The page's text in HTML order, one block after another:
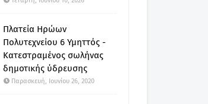
Πλατεία Ηρώων
Πολυτεχνείου 6 Υμηττός -
Κατεστραμένος σωλήνας
δημοτικής ύδρευσης
Παρασκευή, Ιουνίου 26, 2020